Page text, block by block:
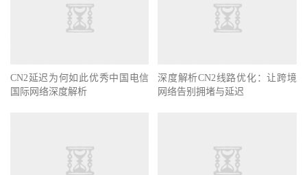
CN2延迟为何如此优秀中国电信
国际网络深度解析
深度解析CN2线路优化：让跨境
网络告别拥堵与延迟